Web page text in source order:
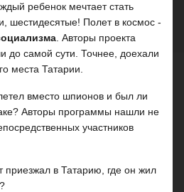
ребенок мечтает стать
шестидесятые! Полет в космос -
. Авторы проекта
до самой сути. Точнее, доехали
места Татарии.
вместо шпионов и был ли
Авторы программы нашли не
участников
приезжал в Татарию, где он жил